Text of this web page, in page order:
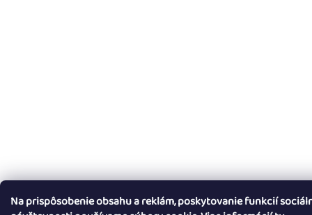
Na prispôsobenie obsahu a reklám, poskytovanie funkcií